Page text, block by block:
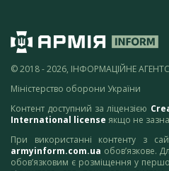
© 2018 - 2026, ІНФОРМАЦІЙНЕ
Міністерство оборони України
Контент доступний за ліцензією
International license якщо не
При використанні контенту з
armyinform.com.ua обов’язкове.
обов’язковим є розміщення у